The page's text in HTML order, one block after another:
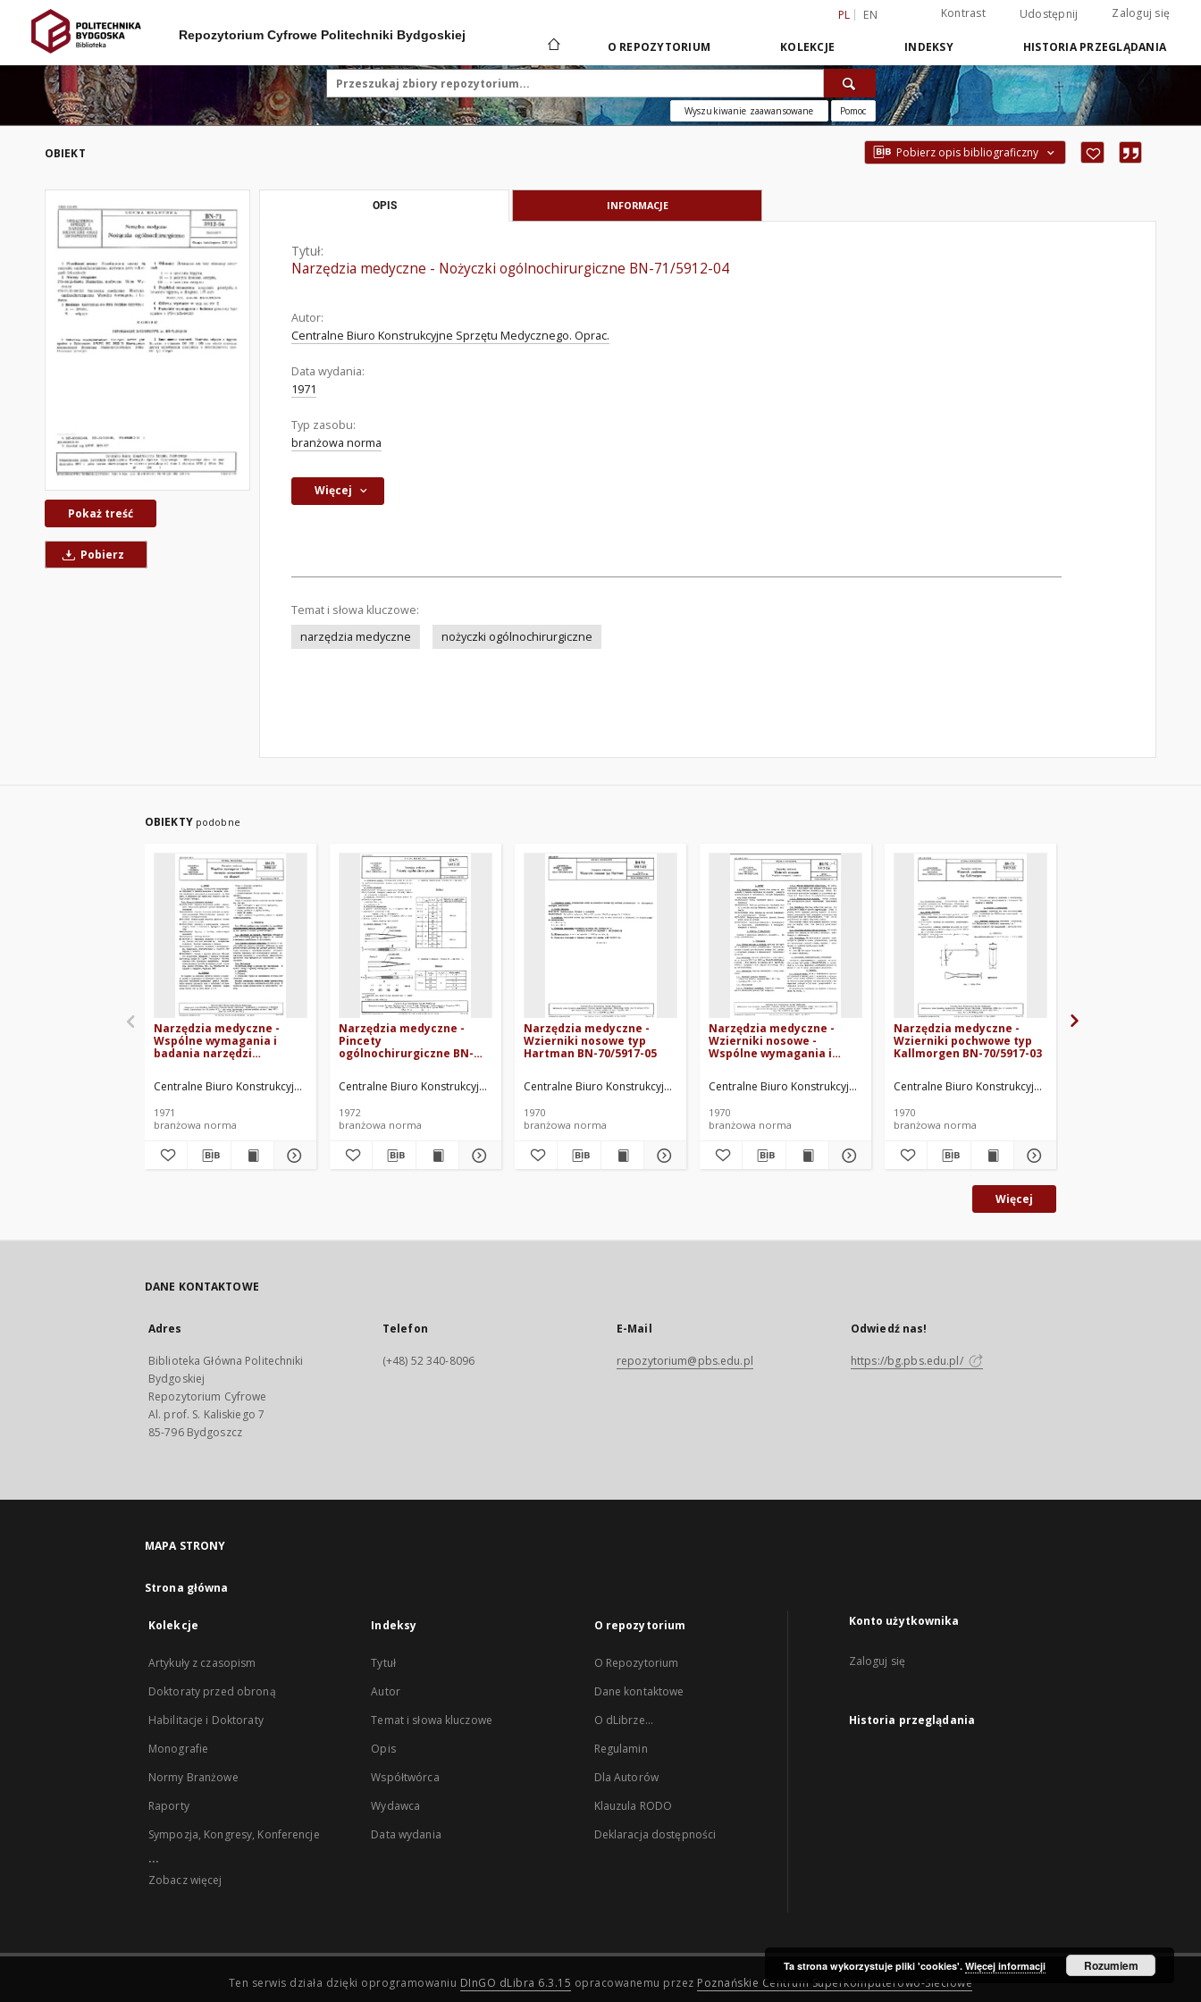
PL EN Kontrast Udostępnij Zaloguj się
Repozytorium Cyfrowe Politechniki Bydgoskiej
O REPOZYTORIUM KOLEKCJE INDEKSY HISTORIA PRZEGLĄDANIA
Wyszukiwanie zaawansowane Pomoc
OBIEKT Pobierz opis bibliograficzny
Pokaż treść
Pobierz
OPIS INFORMACJE
Tytuł:
Narzędzia medyczne - Nożyczki ogólnochirurgiczne BN-71/5912-04
Autor:
Centralne Biuro Konstrukcyjne Sprzętu Medycznego. Oprac.
Data wydania:
1971
Typ zasobu:
branżowa norma
Więcej
Temat i słowa kluczowe:
narzędzia medyczne
nożyczki ogólnochirurgiczne
OBIEKTY podobne
Narzędzia medyczne -
Wspólne wymagania i
badania narzędzi
eksport BN-70/5910-01
Centralne Biuro Konstrukcyjne Sprzętu Medycznego. Oprac.
1971
branżowa norma
Narzędzia medyczne -
Pincety
ogólnochirurgiczne BN-
Centralne Biuro Konstrukcyjne Sprzętu Medycznego. Oprac.
1972
branżowa norma
Narzędzia medyczne -
Wzierniki nosowe typ
Hartman BN-70/5917-05
Centralne Biuro Konstrukcyjne Sprzętu Medycznego. Oprac.
1970
branżowa norma
Narzędzia medyczne -
Wzierniki nosowe -
Wspólne wymagania i
Centralne Biuro Konstrukcyjne Sprzętu Medycznego. Oprac.
1970
branżowa norma
Narzędzia medyczne -
Wzierniki pochwowe typ
Kallmorgen BN-70/5917-03
Centralne Biuro Konstrukcyjne Sprzętu Medycznego. Oprac.
1970
branżowa norma
Więcej
DANE KONTAKTOWE
Adres
Biblioteka Główna Politechniki
Bydgoskiej
Repozytorium Cyfrowe
Al. prof. S. Kaliskiego 7
85-796 Bydgoszcz
Telefon
(+48) 52 340-8096
E-Mail
repozytorium@pbs.edu.pl
Odwiedź nas!
https://bg.pbs.edu.pl/
MAPA STRONY
Strona główna
Kolekcje
Artykuły z czasopism
Doktoraty przed obroną
Habilitacje i Doktoraty
Monografie
Normy Branżowe
Raporty
Sympozja, Kongresy, Konferencje
...
Zobacz więcej
Indeksy
Tytuł
Autor
Temat i słowa kluczowe
Opis
Współtwórca
Wydawca
Data wydania
O repozytorium
O Repozytorium
Dane kontaktowe
O dLibrze...
Regulamin
Dla Autorów
Klauzula RODO
Deklaracja dostępności
Konto użytkownika
Zaloguj się
Historia przeglądania
Ten serwis działa dzięki oprogramowaniu DInGO dLibra 6.3.15 opracowanemu przez Poznańskie Centrum Superkomputerowo-Sieciowe
Ta strona wykorzystuje pliki 'cookies'. Więcej informacji Rozumiem